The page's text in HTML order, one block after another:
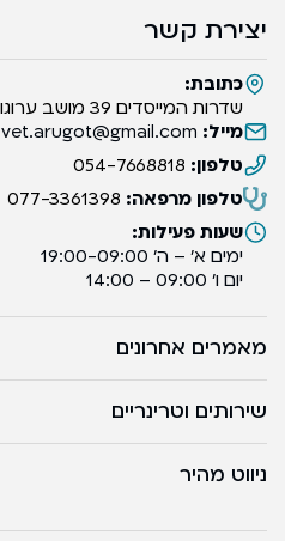
יצירת קשר
כתובת:
שדרות המייסדים 39 מושב ערוגות
מייל: vet.arugot@gmail.com
טלפון: 054-7668818
טלפון מרפאה: 077-3361398
שעות פעילות:
ימים א’ – ה’ 19:00-09:00
יום ו’ 09:00 – 14:00
מאמרים אחרונים
שירותים וטרינריים
ניווט מהיר